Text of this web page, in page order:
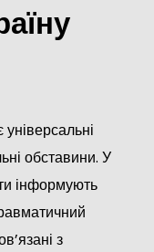
обставини. У
інформують
з